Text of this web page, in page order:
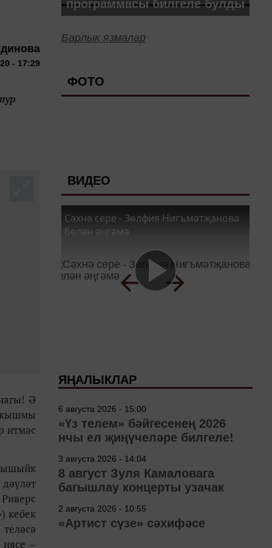
- 17:29
Ә
кышмы
итмәс
кебек
–
программасы билгеле булды
Барлык язмалар
ФОТО
ВИДЕО
Сәхнә сере - Зөлфия Нигъмәтҗанова
белән әңгәмә
ЯҢАЛЫКЛАР
6 августа 2026 - 15:00
«Үз телем» бәйгесенең 2026
нчы ел җиңүчеләре билгеле!
3 августа 2026 - 14:04
8 август Зуля Камаловага
багышлау концерты узачак
2 августа 2026 - 10:55
«Артист сүзе» сәхифәсе